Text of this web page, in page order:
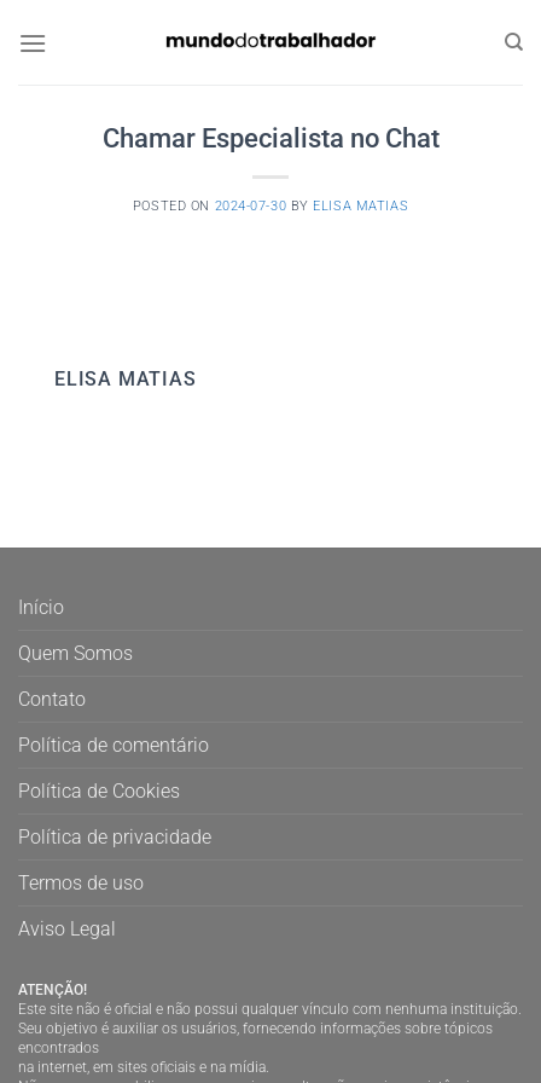
Chamar Especialista no Chat
POSTED ON 2024-07-30 BY ELISA MATIAS
ELISA MATIAS
Início
Quem Somos
Contato
Política de comentário
Política de Cookies
Política de privacidade
Termos de uso
Aviso Legal
ATENÇÃO!
Este site não é oficial e não possui qualquer vínculo com nenhuma instituição.
Seu objetivo é auxiliar os usuários, fornecendo informações sobre tópicos
encontrados
na internet, em sites oficiais e na mídia.